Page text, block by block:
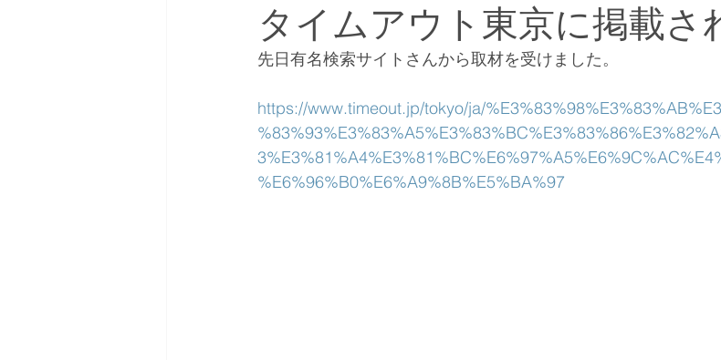
タイムアウト東京に掲載さ
先日有名検索サイトさんから取材を受けました。
https://www.timeout.jp/tokyo/ja/
%E6%96%B0%E6%A9%8B%E5%BA%97